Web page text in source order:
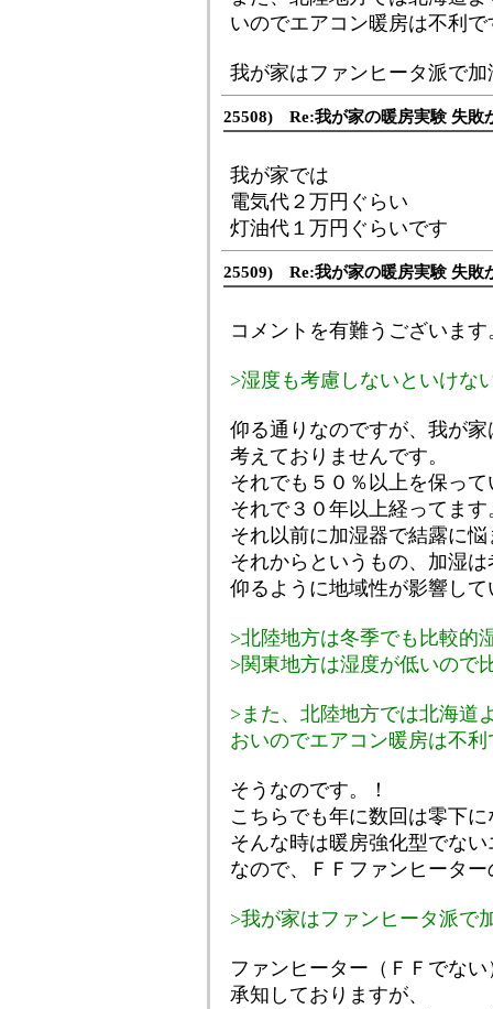
いのでエアコン暖房は不利で
我が家はファンヒータ派で
25508) Re:我が家の暖房実験 失敗
我が家では
電気代２万円ぐらい
灯油代１万円ぐらいです
25509) Re:我が家の暖房実験 失敗
コメントを有難うございます
>湿度も考慮しないといけな
仰る通りなのですが、我が
考えておりませんです。
それでも５０％以上を保っ
それで３０年以上経ってます
それ以前に加湿器で結露に
それからというもの、加湿
仰るように地域性が影響し
>北陸地方は冬季でも比較的
>関東地方は湿度が低いので
>また、北陸地方では北海道
おいのでエアコン暖房は不利
そうなのです。！
こちらでも年に数回は零下
そんな時は暖房強化型でな
なので、ＦＦファンヒータ
>我が家はファンヒータ派で
ファンヒーター（ＦＦでな
承知しておりますが、